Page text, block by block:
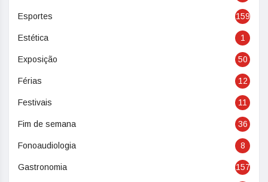
Esportes 159
Estética 1
Exposição 50
Férias 12
Festivais 11
Fim de semana 36
Fonoaudiologia 8
Gastronomia 157